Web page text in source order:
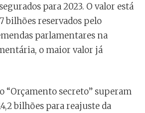
para 2023. O valor está
bilhões reservados pelo
parlamentares na
o maior valor já
“Orçamento secreto” superam
bilhões para reajuste da